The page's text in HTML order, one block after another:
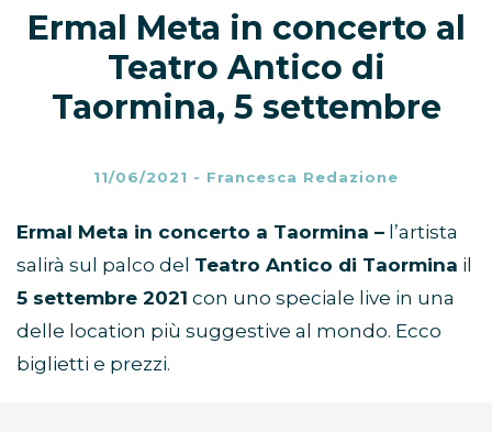
Ermal Meta in concerto al
Teatro Antico di
Taormina, 5 settembre
11/06/2021 - Francesca Redazione
Ermal Meta in concerto a Taormina – l’artista
salirà sul palco del Teatro Antico di Taormina il
5 settembre 2021 con uno speciale live in una
delle location più suggestive al mondo. Ecco
biglietti e prezzi.